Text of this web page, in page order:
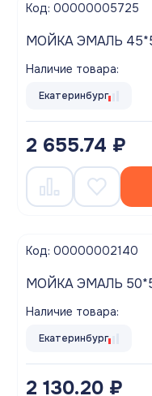
Код: 00000005725
Наличие товара:
Екатеринбург
2 655.74 ₽
Код: 00000002140
Наличие товара:
Екатеринбург
2 130.20 ₽